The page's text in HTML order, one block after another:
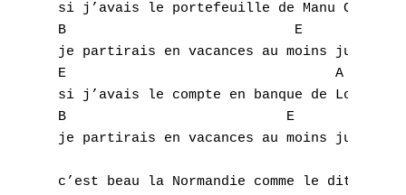
si j’avais le portefeuille de Manu Chao
B                            E
je partirais en vacances au moins jusqu’au
E                                 A
si j’avais le compte en banque de Louise
B                           E
je partirais en vacances au moins jusqu’à
c’est beau la Normandie comme le dit ma
C
D
E
F
G